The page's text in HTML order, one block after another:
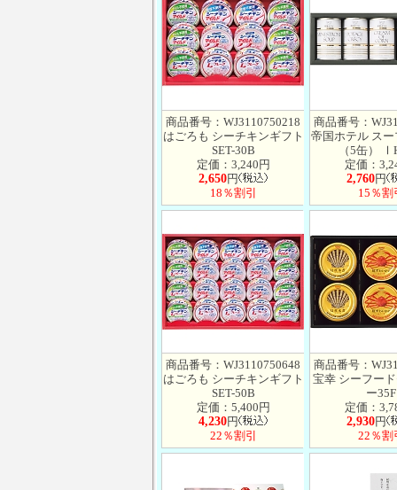
商品番号：WJ3110750218
はごろも シーチキンギフト
SET-30B
定価：3,240円
2,650円
18％割引
商品番号：
帝国ホテル ス
（5缶）
定価：
2,760円
15％割
商品番号：WJ3110750648
はごろも シーチキンギフト
SET-50B
定価：5,400円
4,230円
22％割引
商品番号：
宝幸 シーフー
ー35F
定価：
2,930円
22％割